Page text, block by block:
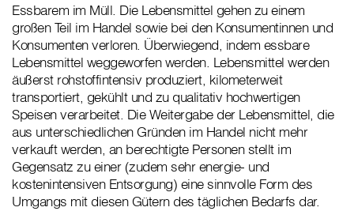
Essbarem im Müll. Die Lebensmittel gehen zu einem
großen Teil im Handel sowie bei den Konsumentinnen und
Konsumenten verloren. Überwiegend, indem essbare
Lebensmittel weggeworfen werden. Lebensmittel werden
äußerst rohstoffintensiv produziert, kilometerweit
transportiert, gekühlt und zu qualitativ hochwertigen
Speisen verarbeitet. Die Weitergabe der Lebensmittel, die
aus unterschiedlichen Gründen im Handel nicht mehr
verkauft werden, an berechtigte Personen stellt im
Gegensatz zu einer (zudem sehr energie- und
kostenintensiven Entsorgung) eine sinnvolle Form des
Umgangs mit diesen Gütern des täglichen Bedarfs dar.